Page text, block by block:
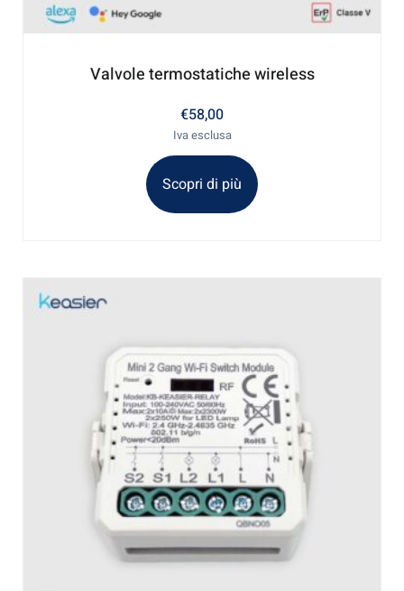
Valvole termostatiche wireless
€58,00
Iva esclusa
Scopri di più